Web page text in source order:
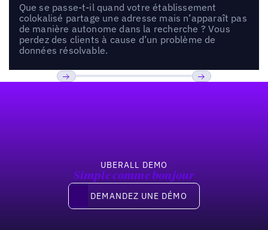
Que se passe-t-il quand votre établissement
colokalisé partage une adresse mais n’apparaît pas
de manière autonome dans la recherche ? Vous
perdez des clients à cause d’un problème de
données résolvable.
UBERALL DEMO
Simple comme bonjour
Demandez une démo
DEMANDEZ UNE DÉMO